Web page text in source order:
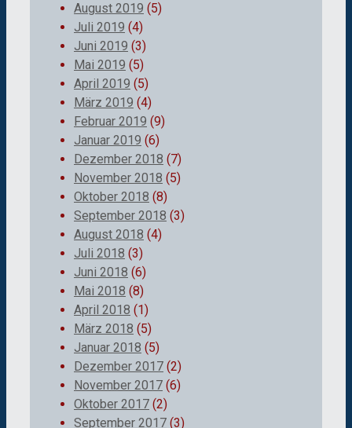
August 2019 (5)
Juli 2019 (4)
Juni 2019 (3)
Mai 2019 (5)
April 2019 (5)
März 2019 (4)
Februar 2019 (9)
Januar 2019 (6)
Dezember 2018 (7)
November 2018 (5)
Oktober 2018 (8)
September 2018 (3)
August 2018 (4)
Juli 2018 (3)
Juni 2018 (6)
Mai 2018 (8)
April 2018 (1)
März 2018 (5)
Januar 2018 (5)
Dezember 2017 (2)
November 2017 (6)
Oktober 2017 (2)
September 2017 (3)